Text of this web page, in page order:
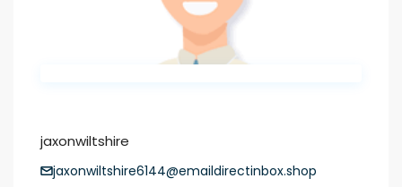
jaxonwiltshire
jaxonwiltshire6144@emaildirectinbox.shop